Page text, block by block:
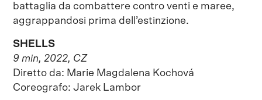
battaglia da combattere contro venti e maree,
aggrappandosi prima dell’estinzione.
SHELLS
9 min, 2022, CZ
Diretto da: Marie Magdalena Kochová
Coreografo: Jarek Lambor